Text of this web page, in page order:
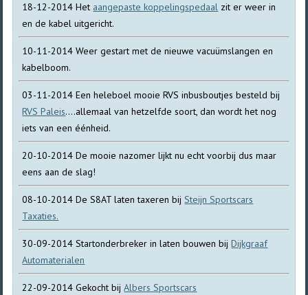
18-12-2014 Het aangepaste koppelingspedaal zit er weer in
en de kabel uitgericht.
10-11-2014 Weer gestart met de nieuwe vacuümslangen en
kabelboom.
03-11-2014 Een heleboel mooie RVS inbusboutjes besteld bij
RVS Paleis....allemaal van hetzelfde soort, dan wordt het nog
iets van een éénheid.
20-10-2014 De mooie nazomer lijkt nu echt voorbij dus maar
eens aan de slag!
08-10-2014 De S8AT laten taxeren bijSteijn Sportscars
Taxaties.
30-09-2014 Startonderbreker in laten bouwen bijDijkgraaf
Automaterialen
22-09-2014 Gekocht bijAlbers Sportscars